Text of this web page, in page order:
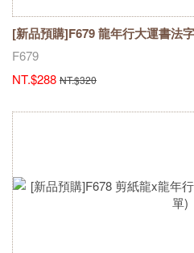
[新品預購]F679 龍年行大運書法
至新官網下單)
F679
NT.$288 NT.$320